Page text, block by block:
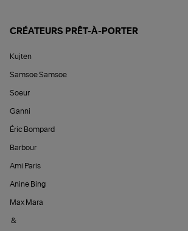
CRÉATEURS PRÊT-À-PORTER
Kujten
Samsoe Samsoe
Soeur
Ganni
Éric Bompard
Barbour
Ami Paris
Anine Bing
Max Mara
&